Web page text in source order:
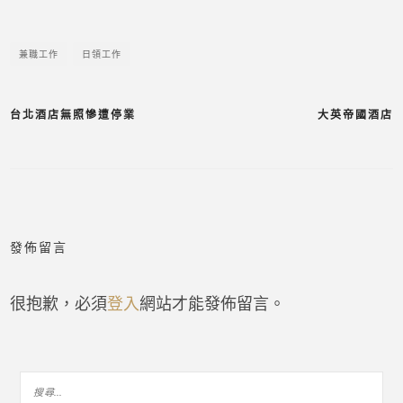
兼職工作 日領工作
覽
大英帝國酒店
台北酒店無照慘遭停業
發佈留言
很抱歉，必須登入網站才能發佈留言。